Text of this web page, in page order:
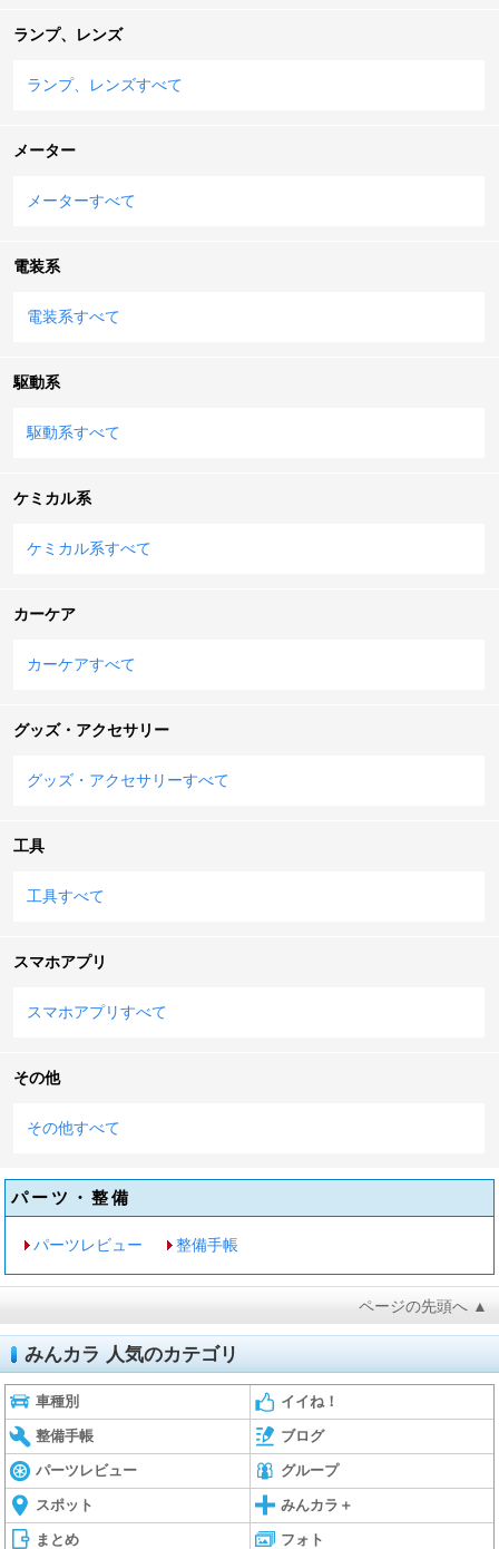
ランプ、レンズ
ランプ、レンズすべて
メーター
メーターすべて
電装系
電装系すべて
駆動系
駆動系すべて
ケミカル系
ケミカル系すべて
カーケア
カーケアすべて
グッズ・アクセサリー
グッズ・アクセサリーすべて
工具
工具すべて
スマホアプリ
スマホアプリすべて
その他
その他すべて
パーツ・整備
パーツレビュー 整備手帳
ページの先頭へ ▲
みんカラ 人気のカテゴリ
車種別 イイね！
整備手帳 ブログ
パーツレビュー グループ
スポット みんカラ＋
まとめ フォト